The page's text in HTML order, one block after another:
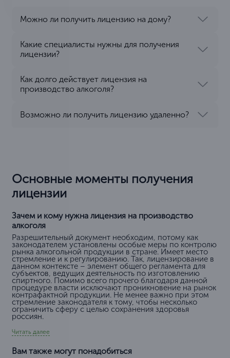
Можно ли получить лицензию на дому?
Какие специалисты нужны для получения
лицензии?
Как долго действует лицензия на
производство алкоголя?
Возможно ли получить лицензию удаленно?
Основные моменты получения
лицензии
Зачем и кому нужна лицензия на производство
алкоголя
Разрешительный документ необходим, потому как
законодателем установлены особые меры по контролю
рынка алкогольной продукции в стране. Имеет место
стремление и к регулированию. Так, лицензирование в
данном контексте – элемент общего регламента для
субъектов, ведущих деятельность по изготовлению
спиртного. Помимо всего прочего благодаря данной
процедуре власти исключают проникновение на рынок
контрафактной продукции. Не менее важно при этом
стремление законодателя к тому, чтобы несколько
ограничить сферу с целью сохранения здоровья
россиян.
Читать далее
Вам также могут понадобиться